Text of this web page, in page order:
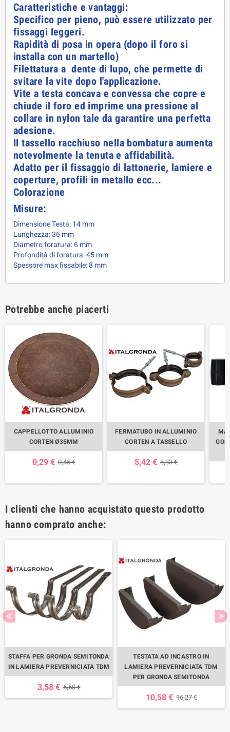
Caratteristiche e vantaggi:
Specifico per pieno, può essere utilizzato per
fissaggi leggeri.
Rapidità di posa in opera (dopo il foro si
installa con un martello)
Filettatura a dente di lupo, che permette di
svitare la vite dopo l'applicazione.
Vite a testa concava e convessa che copre e
chiude il foro ed imprime una pressione al
collare in nylon tale da garantire una perfetta
adesione.
Il tassello racchiuso nella bombatura aumenta
notevolmente la tenuta e affidabilità.
Adatto per il fissaggio di lattonerie, lamiere e
coperture, profili in metallo ecc...
Colorazione
Misure:
Dimensione Testa: 14 mm
Lunghezza: 36 mm
Diametro foratura: 6 mm
Profondità di foratura: 45 mm
Spessore max fissabile: 8 mm
Potrebbe anche piacerti
CAPPELLOTTO ALLUMINIO
CORTEN Ø35MM
0,29 € 0,45 €
FERMATUBO IN ALLUMINIO
CORTEN A TASSELLO
5,42 € 8,33 €
I clienti che hanno acquistato questo prodotto
hanno comprato anche:
STAFFA PER GRONDA SEMITONDA
IN LAMIERA PREVERNICIATA TDM
3,58 € 5,50 €
TESTATA AD INCASTRO IN
LAMIERA PREVERNICIATA TDM
PER GRONDA SEMITONDA
10,58 € 16,27 €